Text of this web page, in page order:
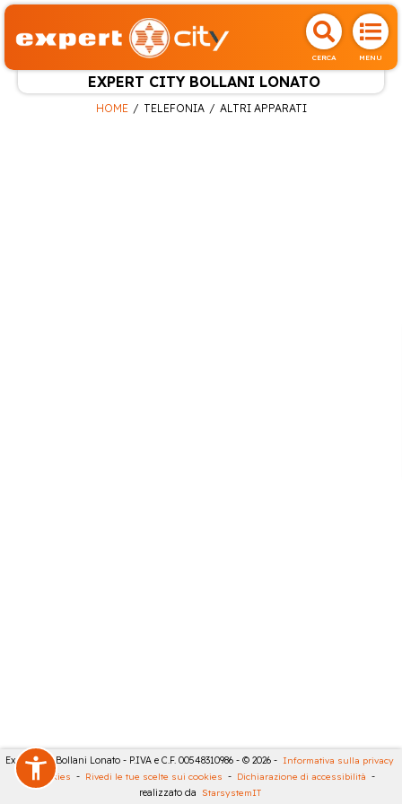
CERCA MENU
EXPERT CITY BOLLANI LONATO
HOME TELEFONIA ALTRI APPARATI
Expert City Bollani Lonato - P.IVA e C.F. 00548310986 - © 2026 - Informativa sulla privacy
Cookies - Rivedi le tue scelte sui cookies - Dichiarazione di accessibilità -
realizzato da StarsystemIT